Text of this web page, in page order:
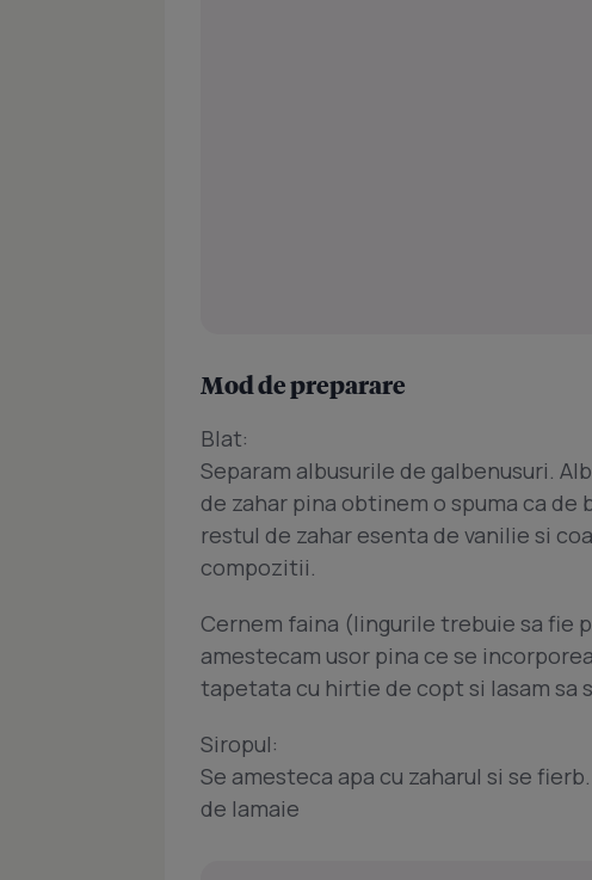
Mod de preparare
Blat:
Separam albusurile de galbenusuri.
de zahar pina obtinem o spuma ca de
restul de zahar esenta de vanilie si
compozitii.
Cernem faina (lingurile trebuie sa fie
amestecam usor pina ce se
tapetata cu hirtie de copt si lasam sa
Siropul:
Se amesteca apa cu zaharul si se
de lamaie